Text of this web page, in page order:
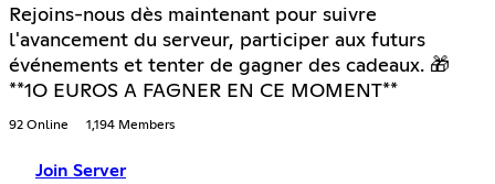
Rejoins-nous dès maintenant pour suivre
l'avancement du serveur, participer aux futurs
événements et tenter de gagner des cadeaux. 🎁
**1O EUROS A FAGNER EN CE MOMENT**
92 Online 1,194 Members
Join Server